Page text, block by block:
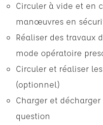
Circuler à vide et en
manœuvres en
Réaliser des travaux
mode opératoire
Circuler et réaliser
(optionnel)
Charger et
question